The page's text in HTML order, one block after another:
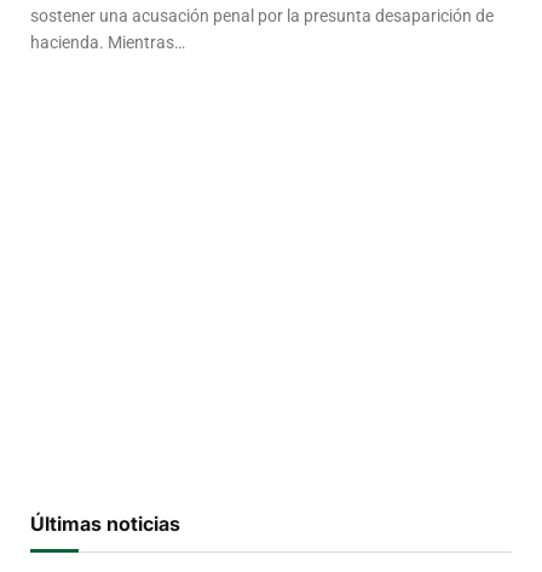
sostener una acusación penal por la presunta desaparición de
hacienda. Mientras…
Últimas noticias